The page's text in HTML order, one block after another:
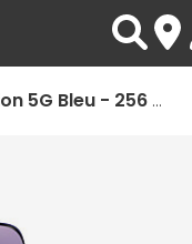
Motorola Edge 70 Fusion 5G Bleu - 256 Go